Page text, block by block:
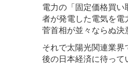
電力の「固定価格買
者が発電した電気を電
菅首相が並々ならぬ決
それで太陽光関連業
後の日本経済に待って